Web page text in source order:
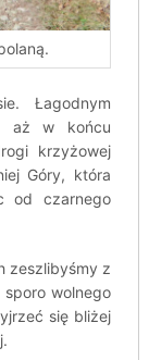
Łagodnym
aż w końcu
krzyżowej
Góry, która
od czarnego
zeszlibyśmy z
wolnego
się bliżej